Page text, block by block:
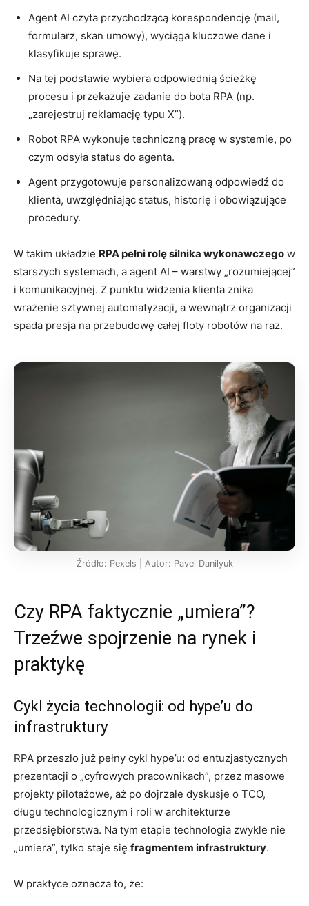
Agent AI czyta przychodzącą korespondencję (mail,
formularz, skan umowy), wyciąga kluczowe dane i
klasyfikuje sprawę.
Na tej podstawie wybiera odpowiednią ścieżkę
procesu i przekazuje zadanie do bota RPA (np.
„zarejestruj reklamację typu X”).
Robot RPA wykonuje techniczną pracę w systemie, po
czym odsyła status do agenta.
Agent przygotowuje personalizowaną odpowiedź do
klienta, uwzględniając status, historię i obowiązujące
procedury.
W takim układzie RPA pełni rolę silnika wykonawczego w
starszych systemach, a agent AI – warstwy „rozumiejącej”
i komunikacyjnej. Z punktu widzenia klienta znika
wrażenie sztywnej automatyzacji, a wewnątrz organizacji
spada presja na przebudowę całej floty robotów na raz.
Źródło: Pexels | Autor: Pavel Danilyuk
Czy RPA faktycznie „umiera”?
Trzeźwe spojrzenie na rynek i
praktykę
Cykl życia technologii: od hype’u do
infrastruktury
RPA przeszło już pełny cykl hype’u: od entuzjastycznych
prezentacji o „cyfrowych pracownikach”, przez masowe
projekty pilotażowe, aż po dojrzałe dyskusje o TCO,
długu technologicznym i roli w architekturze
przedsiębiorstwa. Na tym etapie technologia zwykle nie
„umiera”, tylko staje się fragmentem infrastruktury.
W praktyce oznacza to, że: